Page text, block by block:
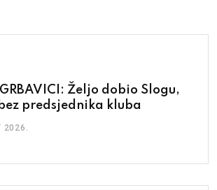
GRBAVICI: Željo dobio Slogu,
predsjednika kluba
2026.